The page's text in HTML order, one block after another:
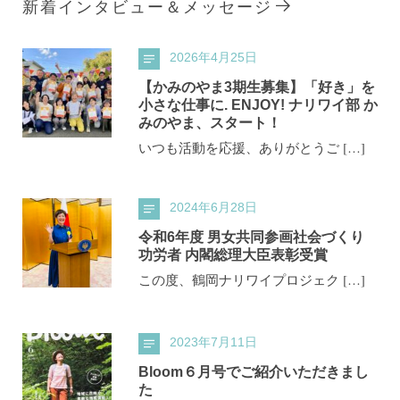
新着インタビュー＆メッセージ
2026年4月25日
【かみのやま3期生募集】「好き」を
小さな仕事に. ENJOY! ナリワイ部 か
みのやま、スタート！
いつも活動を応援、ありがとうご […]
2024年6月28日
令和6年度 男女共同参画社会づくり
功労者 内閣総理大臣表彰受賞
この度、鶴岡ナリワイプロジェク […]
2023年7月11日
Bloom６月号でご紹介いただきまし
た